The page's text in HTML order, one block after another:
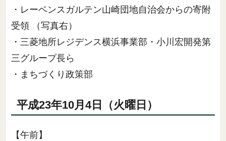
・レーベンスガルテン山崎団地自治会からの寄附
受領 （写真右）
・三菱地所レジデンス横浜事業部・小川宏開発第
三グループ長ら
・まちづくり政策部
平成23年10月4日（火曜日）
【午前】